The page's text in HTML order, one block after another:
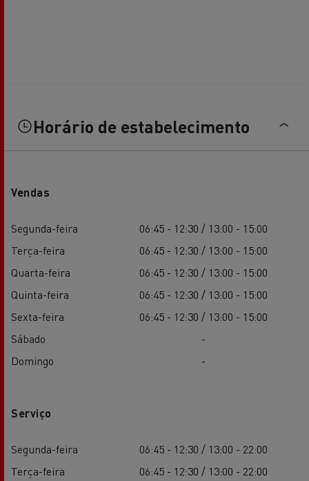
Horário de estabelecimento
Vendas
Segunda-feira
06:45 - 12:30 / 13:00 - 15:00
Terça-feira
06:45 - 12:30 / 13:00 - 15:00
Quarta-feira
06:45 - 12:30 / 13:00 - 15:00
Quinta-feira
06:45 - 12:30 / 13:00 - 15:00
Sexta-feira
06:45 - 12:30 / 13:00 - 15:00
Sábado
-
Domingo
-
Serviço
Segunda-feira
06:45 - 12:30 / 13:00 - 22:00
Terça-feira
06:45 - 12:30 / 13:00 - 22:00